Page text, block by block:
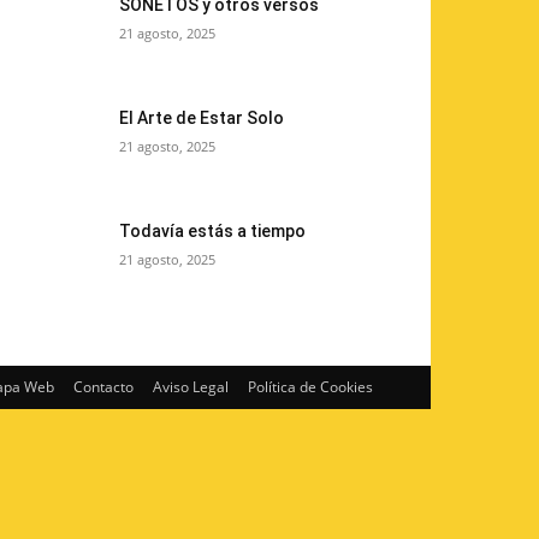
SONETOS y otros versos
21 agosto, 2025
El Arte de Estar Solo
21 agosto, 2025
Todavía estás a tiempo
21 agosto, 2025
Web Contacto Aviso Legal Política de Cookies